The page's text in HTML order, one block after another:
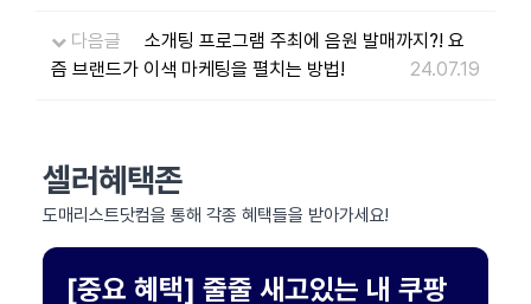
다음글
소개팅 프로그램 주최에 음원 발매까지?! 요
즘 브랜드가 이색 마케팅을 펼치는 방법!
24.07.19
셀러혜택존
도매리스트닷컴을 통해 각종 혜택들을 받아가세요!
[중요 혜택] 줄줄 새고있는 내 쿠팡